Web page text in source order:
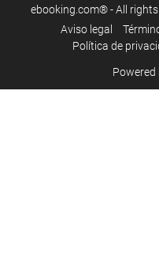
ebooking.com® - All
Aviso legal
Política de
Powered